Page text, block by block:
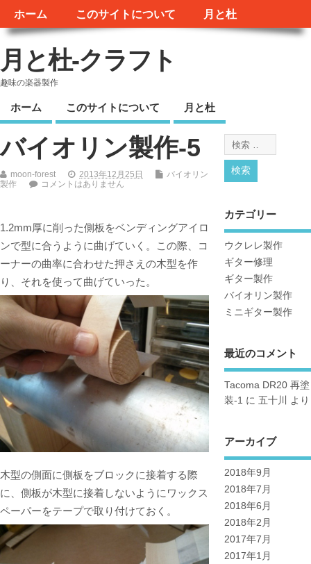
ホーム このサイトについて 月と杜
月と杜-クラフト
趣味の楽器製作
ホーム このサイトについて 月と杜
バイオリン製作-5
moon-forest 2013年12月25日
バイオリン
製作
コメントはありません
1.2mm厚に削った側板をベンディングアイロ
ンで型に合うように曲げていく。この際、コ
ーナーの曲率に合わせた押さえの木型を作
り、それを使って曲げていった。
木型の側面に側板をブロックに接着する際
に、側板が木型に接着しないようにワックス
ペーパーをテープで取り付けておく。
カテゴリー
ウクレレ製作
ギター修理
ギター製作
バイオリン製作
ミニギター製作
最近のコメント
Tacoma DR20 再塗
装-1 に 五十川 より
アーカイブ
2018年9月
2018年7月
2018年6月
2018年2月
2017年7月
2017年1月